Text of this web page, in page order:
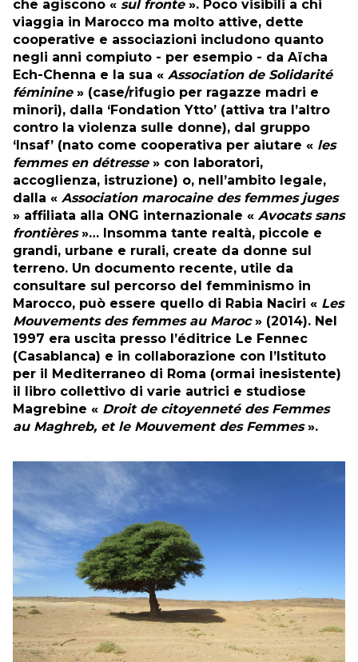
che agiscono « sul fronte». Poco visibili a chi
viaggia in Marocco ma molto attive, dette
cooperative e associazioni includono quanto
negli anni compiuto - per esempio - da Aïcha
Ech-Chenna e la sua « Association de Solidarité
féminine» (case/rifugio per ragazze madri e
minori), dalla ‘Fondation Ytto’ (attiva tra l’altro
contro la violenza sulle donne), dal gruppo
‘Insaf’ (nato come cooperativa per aiutare « les
femmes en détresse» con laboratori,
accoglienza, istruzione) o, nell’ambito legale,
dalla « Association marocaine des femmes juges
» affiliata alla ONG internazionale « Avocats sans
frontières»… Insomma tante realtà, piccole e
grandi, urbane e rurali, create da donne sul
terreno. Un documento recente, utile da
consultare sul percorso del femminismo in
Marocco, può essere quello di Rabia Naciri « Les
Mouvements des femmes au Maroc» (2014). Nel
1997 era uscita presso l’éditrice Le Fennec
(Casablanca) e in collaborazione con l’Istituto
per il Mediterraneo di Roma (ormai inesistente)
il libro collettivo di varie autrici e studiose
Magrebine « Droit de citoyenneté des Femmes
au Maghreb, et le Mouvement des Femmes».